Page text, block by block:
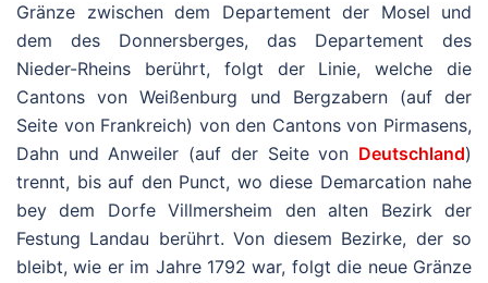
Gränze zwischen dem Departement der Mosel und
dem des Donnersberges, das Departement des
Nieder-Rheins berührt, folgt der Linie, welche die
Cantons von Weißenburg und Bergzabern (auf der
Seite von Frankreich) von den Cantons von Pirmasens,
Dahn und Anweiler (auf der Seite von Deutschland)
trennt, bis auf den Punct, wo diese Demarcation nahe
bey dem Dorfe Villmersheim den alten Bezirk der
Festung Landau berührt. Von diesem Bezirke, der so
bleibt, wie er im Jahre 1792 war, folgt die neue Gränze